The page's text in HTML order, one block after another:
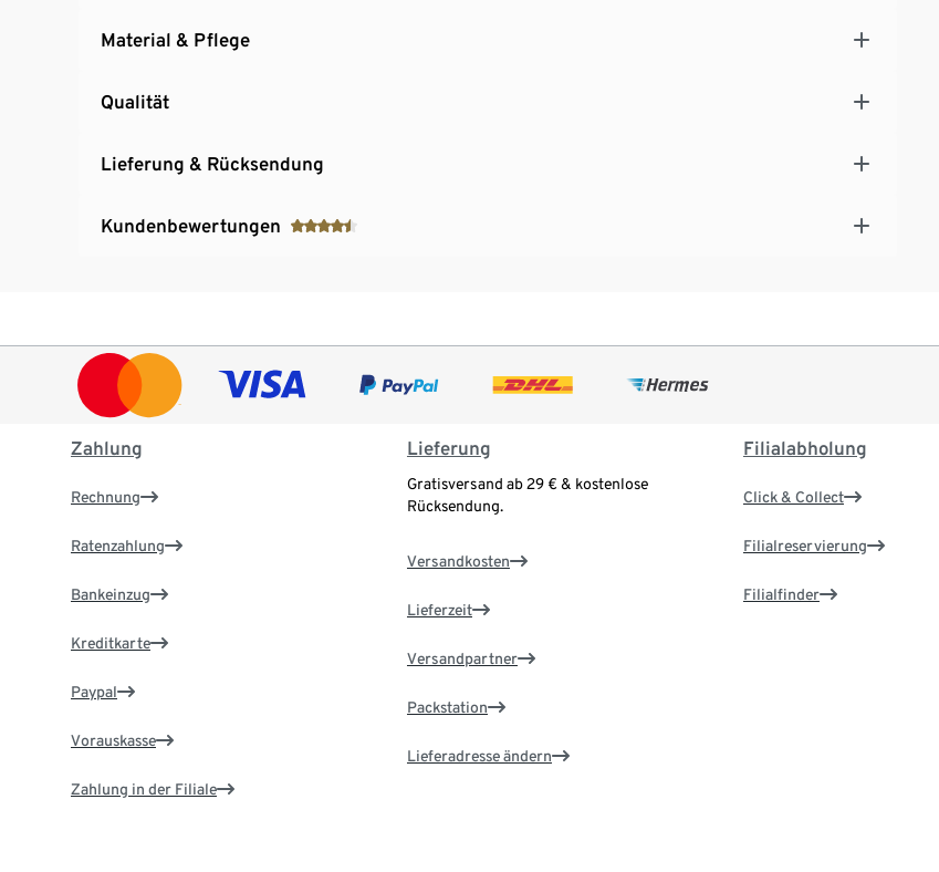
Material & Pflege
Qualität
Lieferung & Rücksendung
Kundenbewertungen
Zahlung
Rechnung
Ratenzahlung
Bankeinzug
Kreditkarte
Paypal
Vorauskasse
Zahlung in der Filiale
Lieferung
Gratisversand ab 29 € & kostenlose
Rücksendung.
Versandkosten
Lieferzeit
Versandpartner
Packstation
Lieferadresse ändern
Filialabholung
Click & Collect
Filialreservierung
Filialfinder